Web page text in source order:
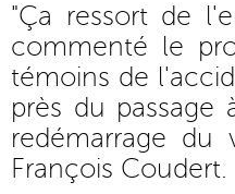
"Ça ressort de
commenté le
témoins de
près du passage
redémarrage du
François Coudert.